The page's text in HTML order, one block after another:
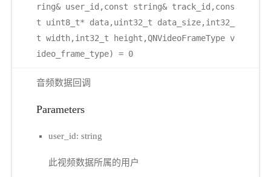
ring& user_id,const string& track_id,cons
t uint8_t* data,uint32_t data_size,int32_
t width,int32_t height,QNVideoFrameType v
ideo_frame_type) = 0
音频数据回调
Parameters
user_id: string
此视频数据所属的用户